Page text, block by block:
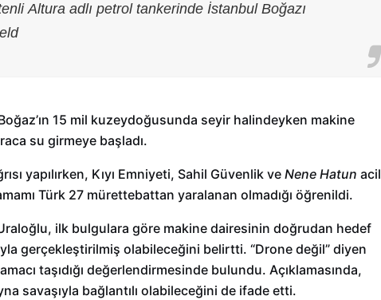
Altura adlı petrol tankerinde İstanbul Boğazı
15 mil kuzeydoğusunda seyir halindeyken makine
su girmeye başladı.
yapılırken, Kıyı Emniyeti, Sahil Güvenlik ve Nene Hatun acil
Türk 27 mürettebattan yaralanan olmadığı öğrenildi.
ilk bulgulara göre makine dairesinin doğrudan hedef
gerçekleştirilmiş olabileceğini belirtti. “Drone değil” diyen
taşıdığı değerlendirmesinde bulundu. Açıklamasında,
savaşıyla bağlantılı olabileceğini de ifade etti.
Geliyor
yapacak, işte şartlar
18/04/2025